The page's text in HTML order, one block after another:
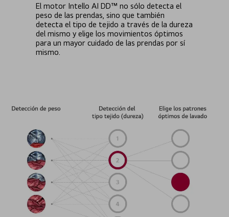
El motor Intello AI DD™ no sólo detecta el
peso de las prendas, sino que también
detecta el tipo de tejido a través de la dureza
del mismo y elige los movimientos óptimos
para un mayor cuidado de las prendas por sí
mismo.